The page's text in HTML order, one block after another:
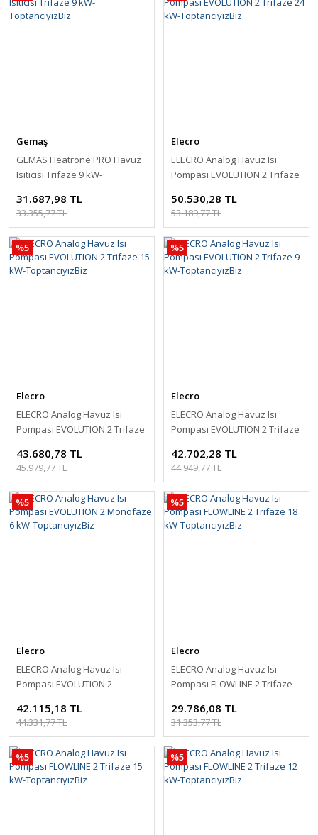
Gemaş
GEMAS Heatrone PRO Havuz
Isıtıcısı Trifaze 9 kW-
31.687,98 TL
33.355,77 TL
Elecro
ELECRO Analog Havuz Isı
Pompası EVOLUTION 2 Trifaze
50.530,28 TL
53.189,77 TL
%5
Elecro
ELECRO Analog Havuz Isı
Pompası EVOLUTION 2 Trifaze
43.680,78 TL
45.979,77 TL
%5
Elecro
ELECRO Analog Havuz Isı
Pompası EVOLUTION 2 Trifaze
42.702,28 TL
44.949,77 TL
%5
Elecro
ELECRO Analog Havuz Isı
Pompası EVOLUTION 2
ToptancıyızBiz
42.115,18 TL
44.331,77 TL
%5
Elecro
ELECRO Analog Havuz Isı
Pompası FLOWLINE 2 Trifaze
29.786,08 TL
31.353,77 TL
%5 %5